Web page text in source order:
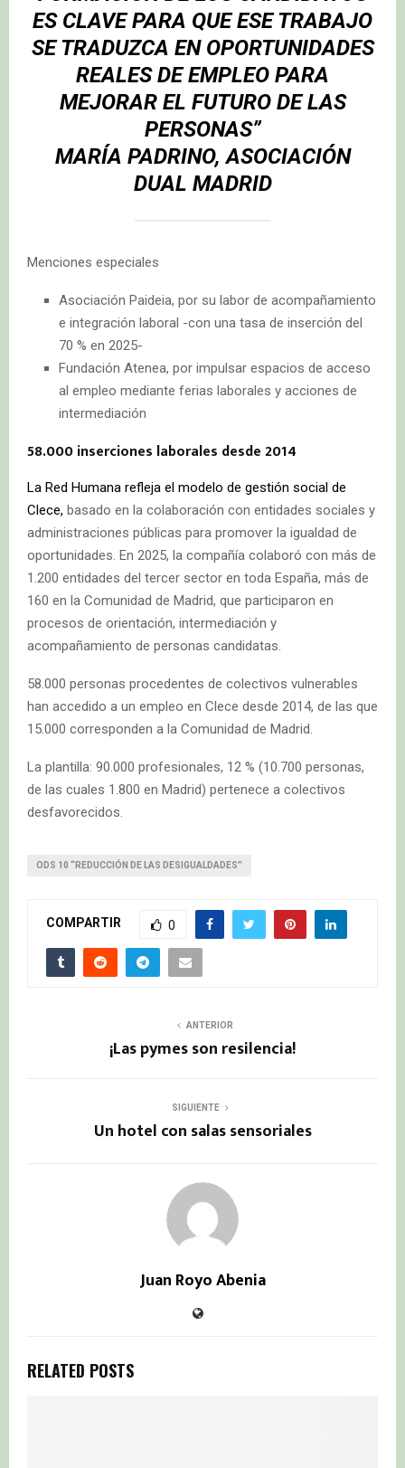
ES CLAVE PARA QUE ESE TRABAJO
SETRADUZCA EN OPORTUNIDADES
REALES DE EMPLEO PARA
MEJORAR EL FUTURO DE LAS
PERSONAS”
MARÍA PADRINO, ASOCIACIÓN
DUAL MADRID
Menciones especiales
Asociación Paideia, por su labor de acompañamiento
e integración laboral -con una tasa de inserción del
70 % en 2025-
Fundación Atenea, por impulsar espacios de acceso
al empleo mediante ferias laborales y acciones de
intermediación
58.000 inserciones laborales desde 2014
La Red Humana refleja el modelo de gestión social de
Clece, basado en la colaboración con entidades sociales y
administraciones públicas para promover la igualdad de
oportunidades. En 2025, la compañía colaboró con más de
1.200 entidades del tercer sector en toda España, más de
160 en la Comunidad de Madrid, que participaron en
procesos de orientación, intermediación y
acompañamiento de personas candidatas.
58.000 personas procedentes de colectivos vulnerables
han accedido a un empleo en Clece desde 2014, de las que
15.000 corresponden a la Comunidad de Madrid.
La plantilla: 90.000 profesionales, 12 % (10.700 personas,
de las cuales 1.800 en Madrid) pertenece a colectivos
desfavorecidos.
ODS 10 “REDUCCIÓN DE LAS DESIGUALDADES”
COMPARTIR 0
ANTERIOR
¡Las pymes son resilencia!
SIGUIENTE
Un hotel con salas sensoriales
Juan Royo Abenia
RELATED POSTS